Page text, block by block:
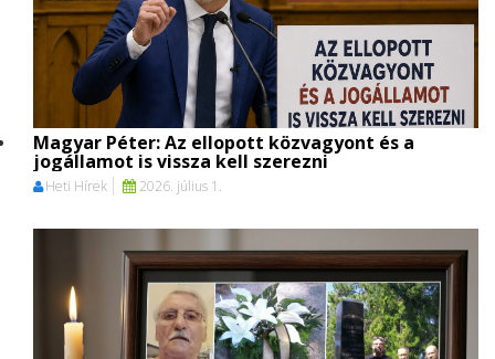
Magyar Péter: Az ellopott közvagyont és a
jogállamot is vissza kell szerezni
Heti Hírek 2026. július 1.